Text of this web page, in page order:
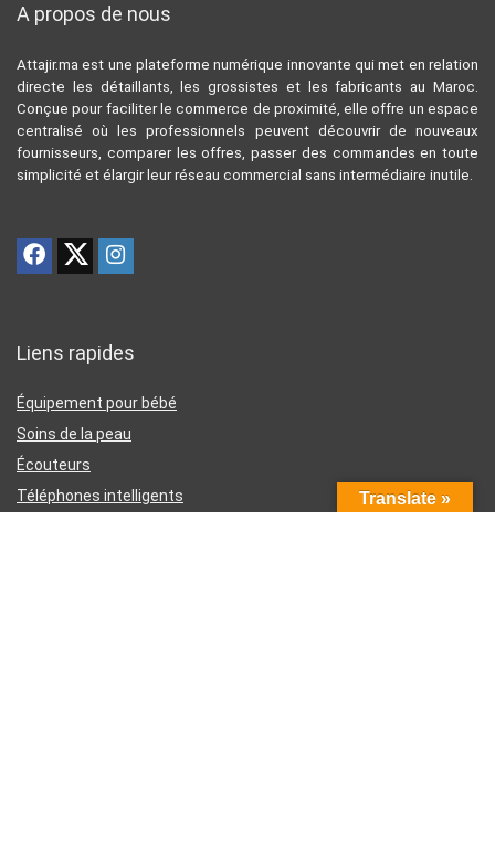
A propos de nous
Attajir.ma est une plateforme numérique innovante qui met en relation
directe les détaillants, les grossistes et les fabricants au Maroc.
Conçue pour faciliter le commerce de proximité, elle offre un espace
centralisé où les professionnels peuvent découvrir de nouveaux
fournisseurs, comparer les offres, passer des commandes en toute
simplicité et élargir leur réseau commercial sans intermédiaire inutile.
Liens rapides
Équipement pour bébé
Soins de la peau
Écouteurs
Téléphones intelligents
Translate »